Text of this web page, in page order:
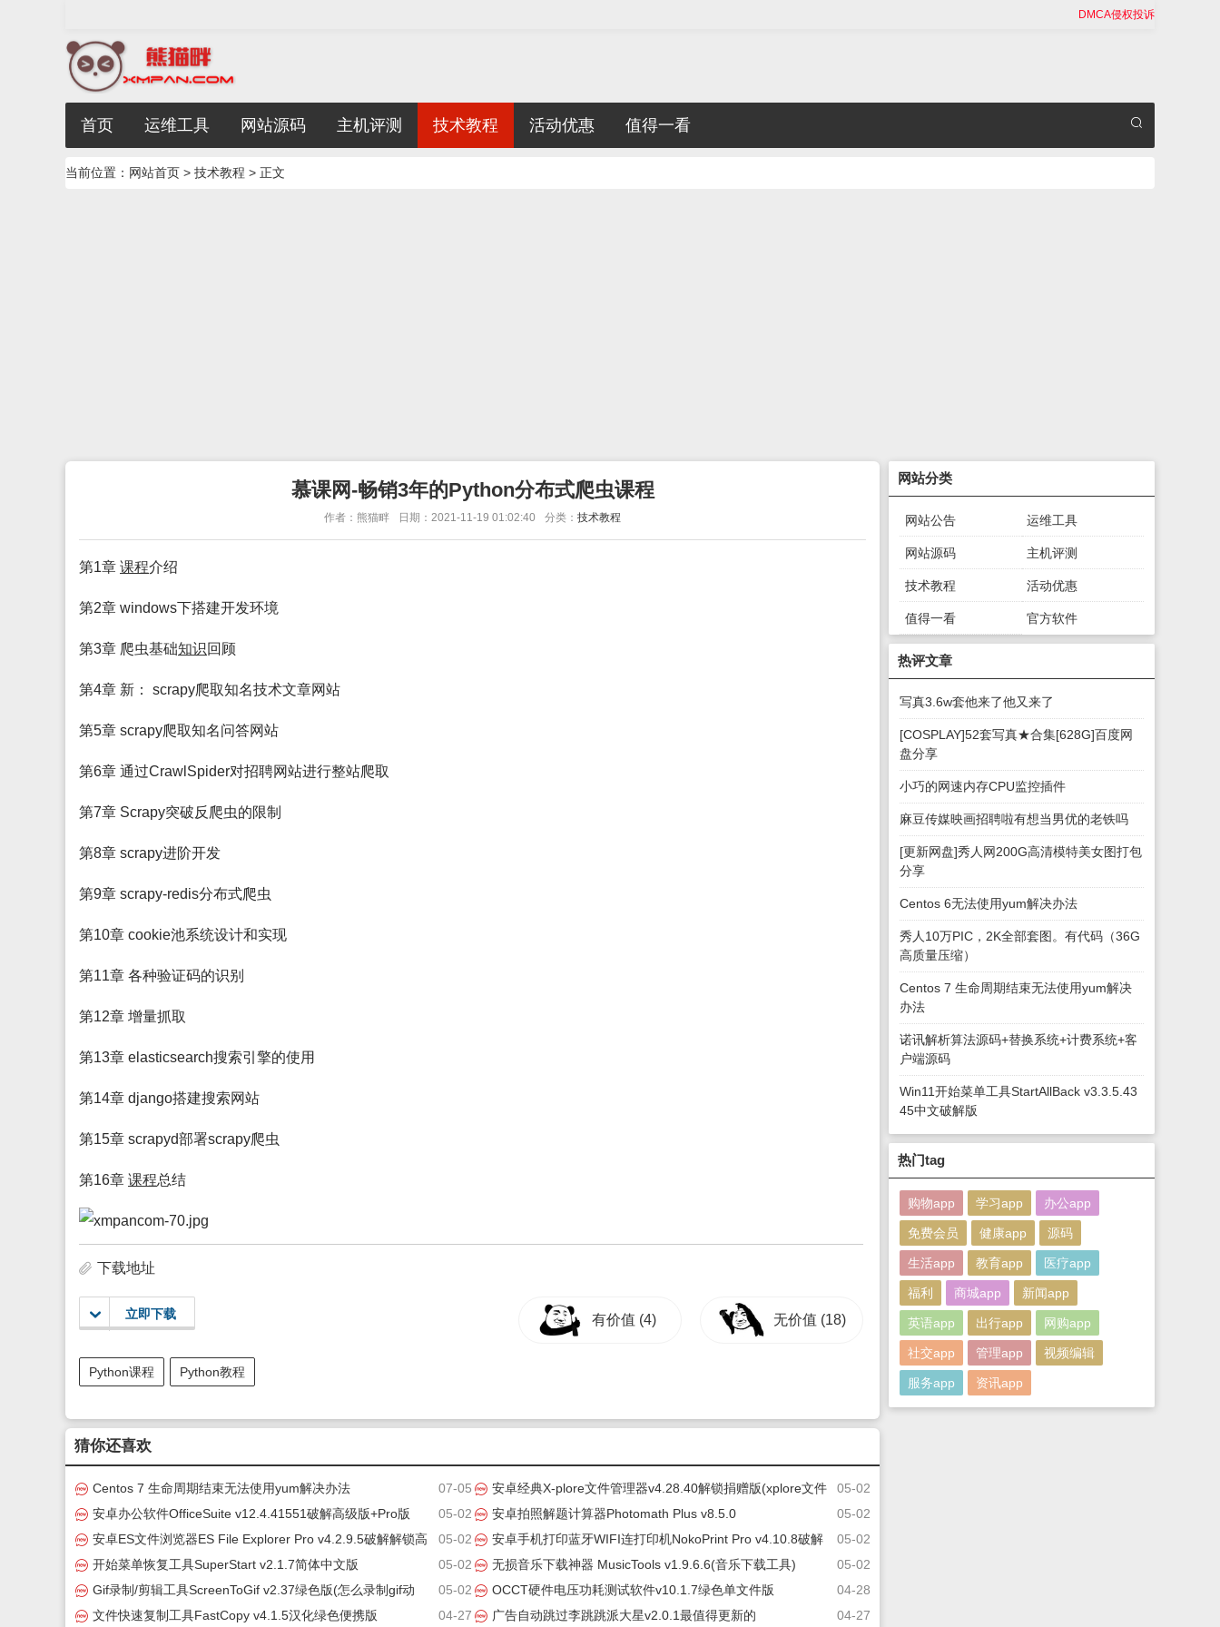
DMCA侵权投诉
首页 运维工具 网站源码 主机评测 技术教程 活动优惠 值得一看
当前位置： 网站首页 > 技术教程 > 正文
慕课网-畅销3年的Python分布式爬虫课程
作者：熊猫畔 日期：2021-11-19 01:02:40 分类：技术教程
第1章 课程介绍
第2章 windows下搭建开发环境
第3章 爬虫基础知识回顾
第4章 新： scrapy爬取知名技术文章网站
第5章 scrapy爬取知名问答网站
第6章 通过CrawlSpider对招聘网站进行整站爬取
第7章 Scrapy突破反爬虫的限制
第8章 scrapy进阶开发
第9章 scrapy-redis分布式爬虫
第10章 cookie池系统设计和实现
第11章 各种验证码的识别
第12章 增量抓取
第13章 elasticsearch搜索引擎的使用
第14章 django搭建搜索网站
第15章 scrapyd部署scrapy爬虫
第16章 课程总结
下载地址
立即下载 有价值 (4) 无价值 (18)
Python课程 Python教程
猜你还喜欢
07-05
Centos 7 生命周期结束无法使用yum解决办法 05-02
安卓经典X-plore文件管理器v4.28.40解锁捐赠版(xplore文件
管理器破解版)
05-02
安卓办公软件OfficeSuite v12.4.41551破解高级版+Pro版 05-02
安卓拍照解题计算器Photomath Plus v8.5.0
05-02
安卓ES文件浏览器ES File Explorer Pro v4.2.9.5破解解锁高
级版(es文件浏览器)
05-02
安卓手机打印蓝牙WIFI连打印机NokoPrint Pro v4.10.8破解
解锁高级版
05-02
开始菜单恢复工具SuperStart v2.1.7简体中文版 05-02
无损音乐下载神器 MusicTools v1.9.6.6(音乐下载工具)
05-02
Gif录制/剪辑工具ScreenToGif v2.37绿色版(怎么录制gif动
图)
04-28
OCCT硬件电压功耗测试软件v10.1.7绿色单文件版
04-27
文件快速复制工具FastCopy v4.1.5汉化绿色便携版 04-27
广告自动跳过李跳跳派大星v2.0.1最值得更新的
网站分类
网站公告 运维工具
网站源码 主机评测
技术教程 活动优惠
值得一看
绿色软件
官方软件
热评文章
写真3.6w套他来了他又来了
[COSPLAY]52套写真★合集[628G]百度网
盘分享
小巧的网速内存CPU监控插件
麻豆传媒映画招聘啦有想当男优的老铁吗
[更新网盘]秀人网200G高清模特美女图打包
分享
Centos 6无法使用yum解决办法
秀人10万PIC，2K全部套图。有代码（36G
高质量压缩）
Centos 7 生命周期结束无法使用yum解决
办法
诺讯解析算法源码+替换系统+计费系统+客
户端源码
Win11开始菜单工具StartAllBack v3.3.5.43
45中文破解版
热门tag
购物app 学习app 办公app
免费会员 健康app 源码
生活app 教育app 医疗app
福利 商城app 新闻app
英语app 出行app 网购app
社交app 管理app 视频编辑
服务app 资讯app